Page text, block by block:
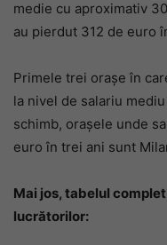
medie cu aproximativ
au pierdut 312 de euro
Primele trei orașe în
la nivel de salariu
schimb, orașele unde
euro în trei ani sunt
Mai jos, tabelul
lucrătorilor: